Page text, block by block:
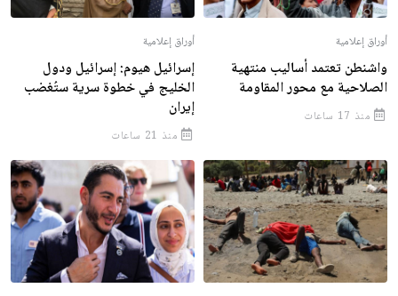
أوراق إعلامية
واشنطن تعتمد أساليب منتهية
الصلاحية مع محور المقاومة
منذ 17 ساعات
أوراق إعلامية
إسرائيل هيوم: إسرائيل ودول
الخليج في خطوة سرية ستُغضب
إيران
منذ 21 ساعات